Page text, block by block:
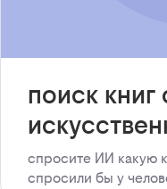
поиск
спросите ИИ какую
спросили бы у